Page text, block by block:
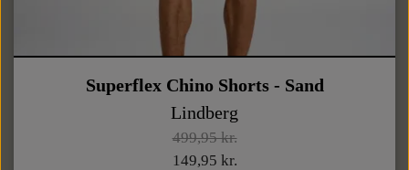
Superflex Chino Shorts - Sand
Lindberg
499,95 kr.
149,95 kr.